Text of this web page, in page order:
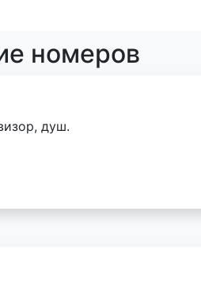
номеров
душ.